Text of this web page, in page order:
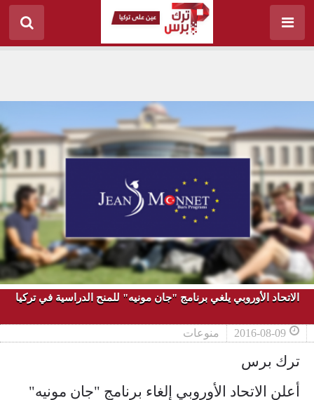
الاتحاد الأوروبي يلغي برنامج "جان مونيه" للمنح الدراسية في تركيا
2016-08-09 منوعات
ترك برس
أعلن الاتحاد الأوروبي إلغاء برنامج "جان مونيه"